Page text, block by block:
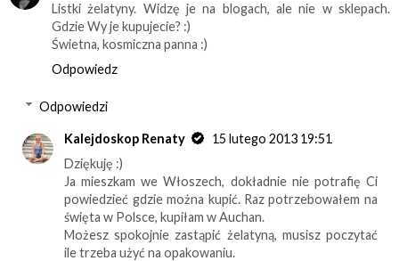
Listki żelatyny. Widzę je na blogach, ale nie w sklepach.
Gdzie Wy je kupujecie? :)
Świetna, kosmiczna panna :)
Odpowiedz
Odpowiedzi
Kalejdoskop Renaty
15 lutego 2013 19:51
Dziękuję :)
Ja mieszkam we Włoszech, dokładnie nie potrafię Ci
powiedzieć gdzie można kupić. Raz potrzebowałem na
święta w Polsce, kupiłam w Auchan.
Możesz spokojnie zastąpić żelatyną, musisz poczytać
ile trzeba użyć na opakowaniu.